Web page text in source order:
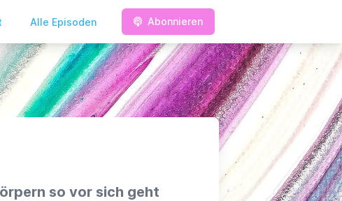
Alle Episoden Abonnieren
so vor sich geht